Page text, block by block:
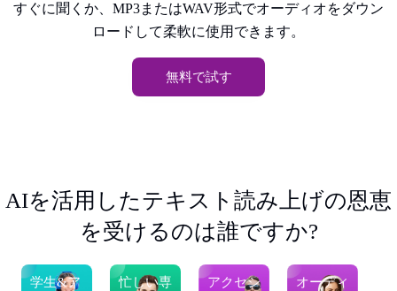
すぐに聞くか、MP3またはWAV形式でオーディオをダウン
ロードして柔軟に使用できます。
無料で試す
AIを活用したテキスト読み上げの恩恵
を受けるのは誰ですか?
学生&ア
忙しい専
アクセシ
オーディ